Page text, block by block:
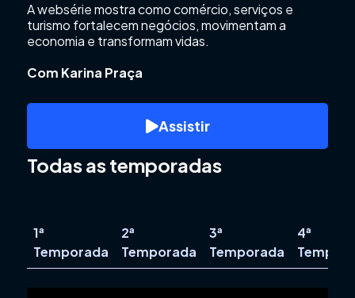
A websérie mostra como comércio, serviços e
turismo fortalecem negócios, movimentam a
economia e transformam vidas.
Com Karina Praça
Assistir
Todas as temporadas
1ª
Temporada
2ª
Temporada
3ª
Temporada
4ª